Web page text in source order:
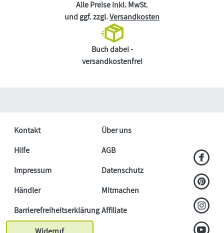
Alle Preise inkl. MwSt.
und ggf. zzgl.Versandkosten
Buch dabei -
versandkostenfrei
Kontakt
Über uns
Hilfe
AGB
Impressum
Datenschutz
Händler
Mitmachen
BarrierefreiheitserklärungAffiliate